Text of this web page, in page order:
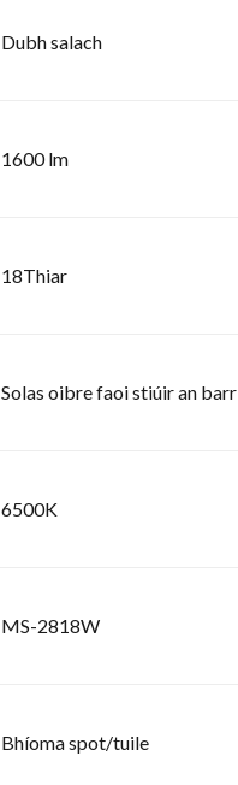
Dubh salach
1600 lm
18Thiar
Solas oibre faoi stiúir an barr
6500K
MS-2818W
Bhíoma spot/tuile